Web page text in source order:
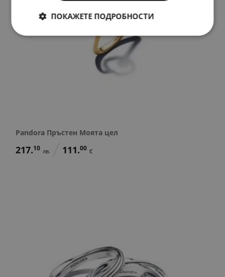
Pandora Пръстен Моята цел
217.10 лв. 111.00 €
ПОКАЖЕТЕ ПОДРОБНОСТИ